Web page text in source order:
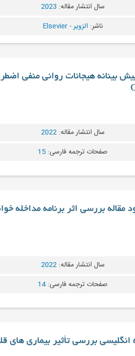
سال انتشار مقاله: 2023
ناشر: الزویر - Elsevier
بینانه هیجانات روانی منفی
سال انتشار مقاله:2022
صفحات ترجمه فارسی: 15
مقاله بررسی اثر برنامه مداخله
سال انتشار مقاله:2022
صفحات ترجمه فارسی:14
انگلیسی بررسی تأثیر بیماری های